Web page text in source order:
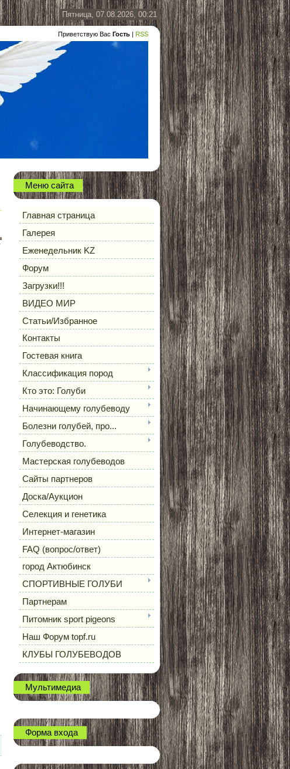
Пятница, 07.08.2026, 00:21
Приветствую Вас Гость | RSS
Меню сайта
Главная страница
Галерея
Еженедельник KZ
Форум
Загрузки!!!
ВИДЕО МИР
Статьи/Избранное
Контакты
Гостевая книга
Классификация пород
Кто это: Голуби
Начинающему голубеводу
Болезни голубей, про...
Голубеводство.
Мастерская голубеводов
Сайты партнеров
Доска/Аукцион
Селекция и генетика
Интернет-магазин
FAQ (вопрос/ответ)
город Актюбинск
СПОРТИВНЫЕ ГОЛУБИ
Партнерам
Питомник sport pigeons
Наш Форум topf.ru
КЛУБЫ ГОЛУБЕВОДОВ
Мультимедиа
Форма входа